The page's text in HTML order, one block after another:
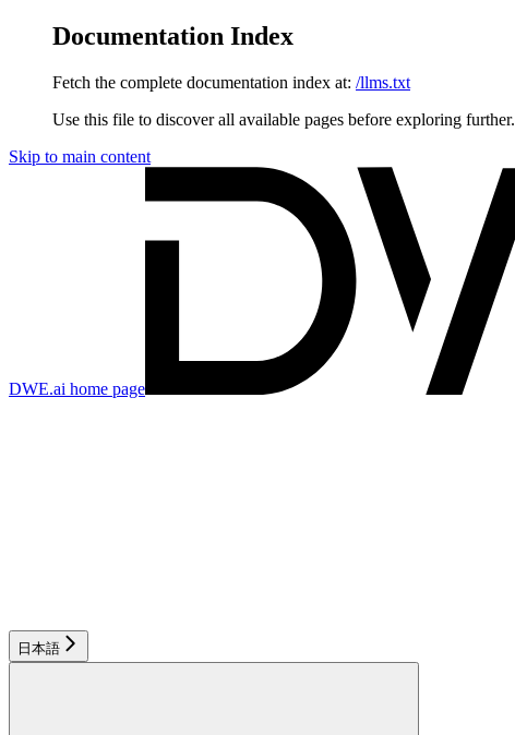
Documentation Index
Fetch the complete documentation index at: /llms.txt
Use this file to discover all available pages before exploring further.
Skip to main content
DWE.ai home page
日本語